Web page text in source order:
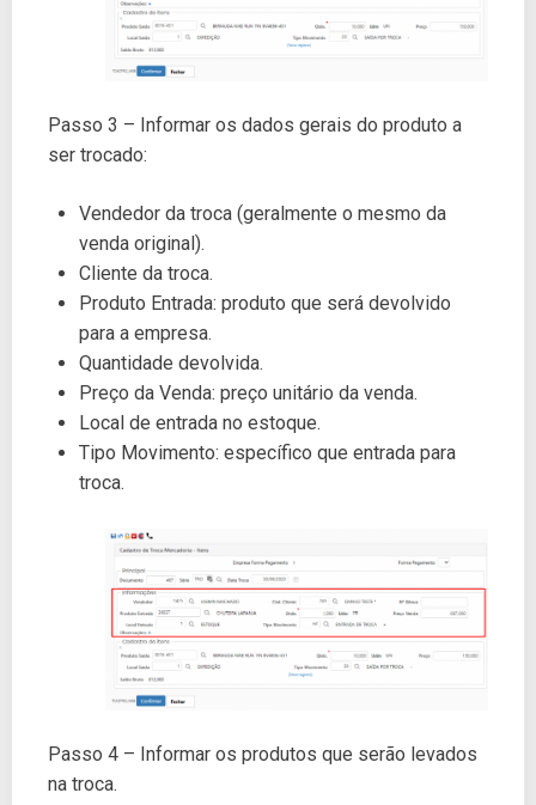
Passo 3 – Informar os dados gerais do produto a
ser trocado:
Vendedor da troca (geralmente o mesmo da
venda original).
Cliente da troca.
Produto Entrada: produto que será devolvido
para a empresa.
Quantidade devolvida.
Preço da Venda: preço unitário da venda.
Local de entrada no estoque.
Tipo Movimento: específico que entrada para
troca.
Passo 4 – Informar os produtos que serão levados
na troca.